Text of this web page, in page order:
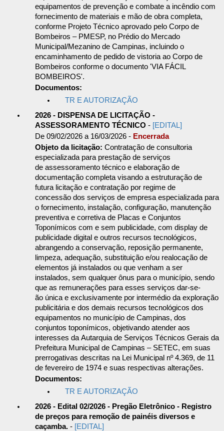
equipamentos de prevenção e combate a incêndio com
fornecimento de materiais e mão de obra completa,
conforme Projeto Técnico aprovado pelo Corpo de
Bombeiros – PMESP, no Prédio do Mercado
Municipal/Mezanino de Campinas, incluindo o
encaminhamento de pedido de vistoria ao Corpo de
Bombeiros conforme o documento 'VIA FÁCIL
BOMBEIROS'.
Documentos:
TR E AUTORIZAÇÃO
2026 - DISPENSA DE LICITAÇÃO -
ASSESSORAMENTO TÉCNICO - [EDITAL]
De 09/02/2026 a 16/03/2026 - Encerrada
Objeto da licitação: Contratação de consultoria
especializada para prestação de serviços
de assessoramento técnico e elaboração de
documentação completa visando a estruturação de
futura licitação e contratação por regime de
concessão dos serviços de empresa especializada para
o fornecimento, instalação, configuração, manutenção
preventiva e corretiva de Placas e Conjuntos
Toponímicos com e sem publicidade, com display de
publicidade digital e outros recursos tecnológicos,
abrangendo a conservação, reposição permanente,
limpeza, adequação, substituição e/ou realocação de
elementos já instalados ou que venham a ser
instalados, sem qualquer ônus para o município, sendo
que as remunerações para esses serviços dar-se-
ão única e exclusivamente por intermédio da exploração
publicitária e dos demais recursos tecnológicos dos
equipamentos no município de Campinas, dos
conjuntos toponímicos, objetivando atender aos
interesses da Autarquia de Serviços Técnicos Gerais da
Prefeitura Municipal de Campinas – SETEC, em suas
prerrogativas descritas na Lei Municipal nº 4.369, de 11
de fevereiro de 1974 e suas respectivas alterações.
Documentos:
TR E AUTORIZAÇÃO
2026 - Edital 02/2026 - Pregão Eletrônico - Registro
de preços para remoção de painéis diversos e
caçamba. - [EDITAL]